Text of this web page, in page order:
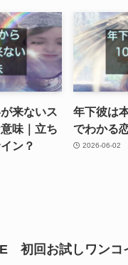
来ないス
味｜立ち
ン？
年下彼は
でわかる
2026-06-02
初回お試しワンコ